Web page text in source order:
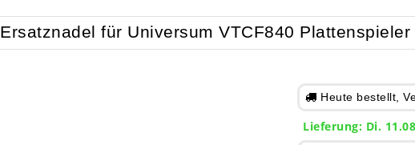
Ersatznadel für Universum VTCF840 Plattenspieler
Heute bestellt,
Lieferung: Di.